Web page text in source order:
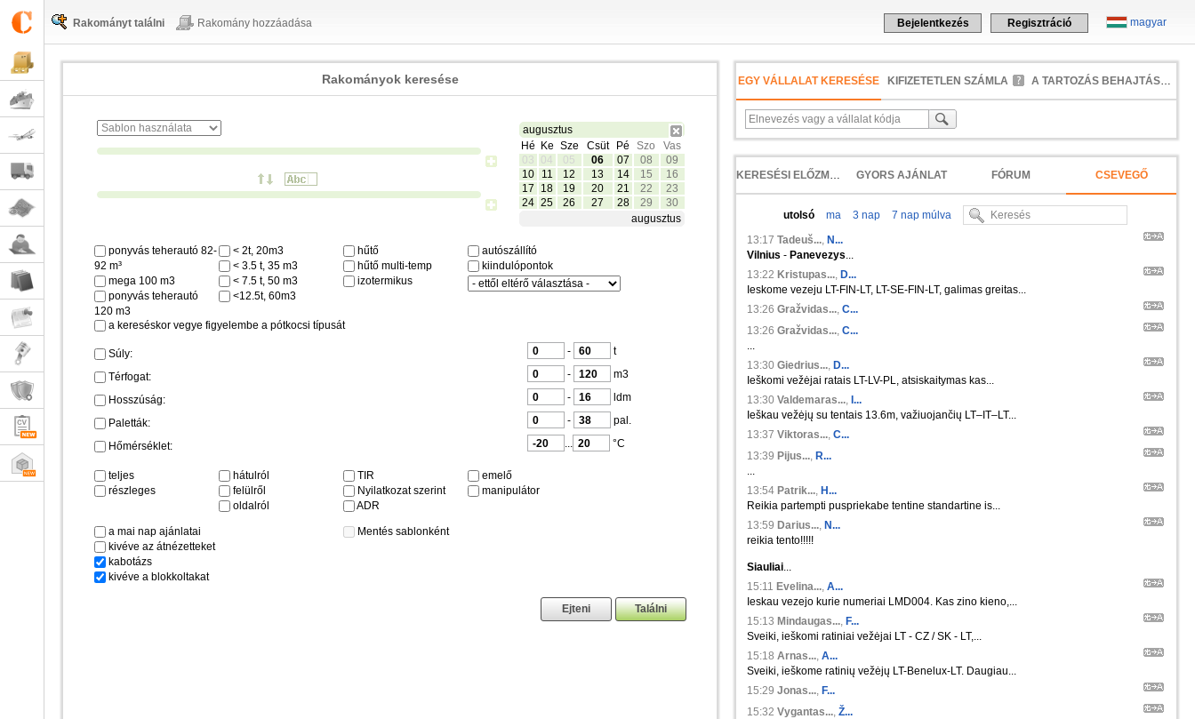
magyar
Bejelentkezés Regisztráció
Rakományt találni Rakomány hozzáadása
Rakományok keresése
augusztus
Hé
Ke Sze Csüt Pé Szo
Vas
03
04 05 06 07 08
09
10
11 12 13 14 15
16
17
18 19 20 21 22
23
24 25 26 27 28 29
30
augusztus
ponyvás teherautó 82-
92 m³
mega 100 m3
ponyvás teherautó
120 m3
< 2t, 20m3
< 3.5 t, 35 m3
< 7.5 t, 50 m3
<12.5t, 60m3
hűtő
hűtő multi-temp
izotermikus
autószállító
kiindulópontok
a kereséskor vegye figyelembe a pótkocsi típusát
Súly: - t
Térfogat: - m3
Hosszúság: - ldm
Paletták: - pal.
Hőmérséklet: °C
teljes
részleges
hátulról
felülről
oldalról
TIR
Nyilatkozat szerint
ADR
emelő
manipulátor
a mai nap ajánlatai
kivéve az átnézetteket
kabotázs
kivéve a blokkoltakat
Mentés sablonként
EGY VÁLLALAT KERESÉSE KIFIZETETLEN SZÁMLA A TARTOZÁS BEHAJTÁSA
KERESÉSI ELŐZMÉNYEK GYORS AJÁNLAT FÓRUM CSEVEGŐ
utolsó ma 3 nap
7 nap múlva
13:17 Tadeuš..., N...
Vilnius - Panevezys...
13:22 Kristupas..., D...
Ieskome vezeju LT-FIN-LT, LT-SE-FIN-LT, galimas greitas...
13:26 Gražvidas..., C...
13:26 Gražvidas..., C...
...
13:30 Giedrius..., D...
Ieškomi vežėjai ratais LT-LV-PL, atsiskaitymas kas...
13:30 Valdemaras..., I...
Ieškau vežėjų su tentais 13.6m, važiuojančių LT–IT–LT...
13:37 Viktoras..., C...
13:39 Pijus..., R...
...
13:54 Patrik..., H...
Reikia partempti puspriekabe tentine standartine is...
13:59 Darius..., N...
reikia tento!!!!!
Siauliai...
15:11 Evelina..., A...
Ieskau vezejo kurie numeriai LMD004. Kas zino kieno,...
15:13 Mindaugas..., F...
Sveiki, ieškomi ratiniai vežėjai LT - CZ / SK - LT,...
15:18 Arnas..., A...
Sveiki, ieškome ratinių vežėjų LT-Benelux-LT. Daugiau...
15:29 Jonas..., F...
15:32 Vygantas..., Ž...